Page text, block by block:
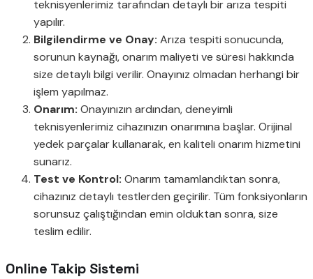
teknisyenlerimiz tarafından detaylı bir arıza tespiti
yapılır.
Bilgilendirme ve Onay: Arıza tespiti sonucunda,
sorunun kaynağı, onarım maliyeti ve süresi hakkında
size detaylı bilgi verilir. Onayınız olmadan herhangi bir
işlem yapılmaz.
Onarım: Onayınızın ardından, deneyimli
teknisyenlerimiz cihazınızın onarımına başlar. Orijinal
yedek parçalar kullanarak, en kaliteli onarım hizmetini
sunarız.
Test ve Kontrol: Onarım tamamlandıktan sonra,
cihazınız detaylı testlerden geçirilir. Tüm fonksiyonların
sorunsuz çalıştığından emin olduktan sonra, size
teslim edilir.
Online Takip Sistemi